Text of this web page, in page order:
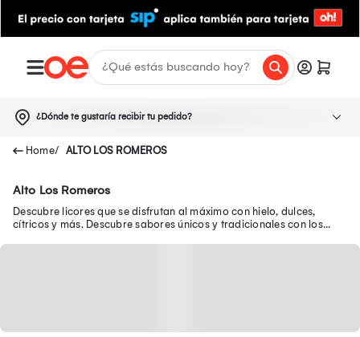
¿Dónde te gustaría recibir tu pedido?
ALTO LOS ROMEROS
Alto Los Romeros
Descubre licores que se disfrutan al máximo con hielo, dulces,
cítricos y más. Descubre sabores únicos y tradicionales con los